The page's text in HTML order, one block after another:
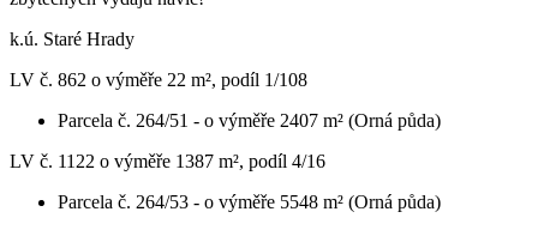
k.ú. Staré Hrady
LV č. 862 o výměře 22 m², podíl 1/108
Parcela č. 264/51 - o výměře 2407 m² (Orná půda)
LV č. 1122 o výměře 1387 m², podíl 4/16
Parcela č. 264/53 - o výměře 5548 m² (Orná půda)